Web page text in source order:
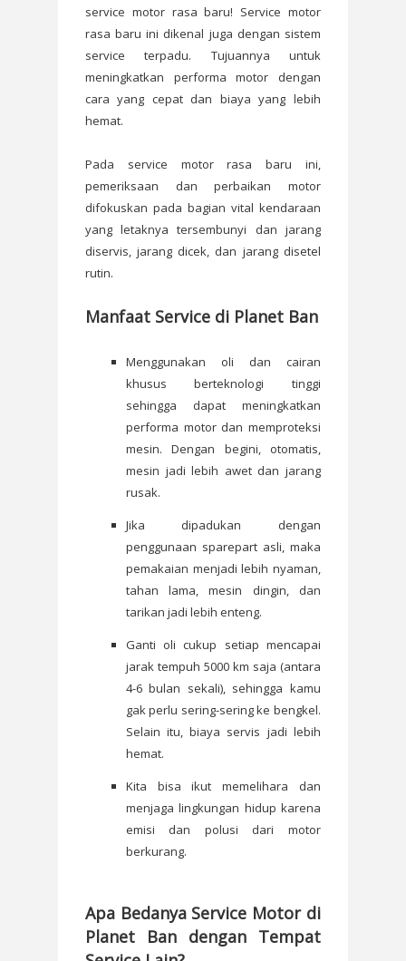
service motor rasa baru! Service motor
rasa baru ini dikenal juga dengan sistem
service terpadu. Tujuannya untuk
meningkatkan performa motor dengan
cara yang cepat dan biaya yang lebih
hemat.
Pada service motor rasa baru ini,
pemeriksaan dan perbaikan motor
difokuskan pada bagian vital kendaraan
yang letaknya tersembunyi dan jarang
diservis, jarang dicek, dan jarang disetel
rutin.
Manfaat Service di Planet Ban
Menggunakan oli dan cairan
khusus berteknologi tinggi
sehingga dapat meningkatkan
performa motor dan memproteksi
mesin. Dengan begini, otomatis,
mesin jadi lebih awet dan jarang
rusak.
Jika dipadukan dengan
penggunaan sparepart asli, maka
pemakaian menjadi lebih nyaman,
tahan lama, mesin dingin, dan
tarikan jadi lebih enteng.
Ganti oli cukup setiap mencapai
jarak tempuh 5000 km saja (antara
4-6 bulan sekali), sehingga kamu
gak perlu sering-sering ke bengkel.
Selain itu, biaya servis jadi lebih
hemat.
Kita bisa ikut memelihara dan
menjaga lingkungan hidup karena
emisi dan polusi dari motor
berkurang.
Apa Bedanya Service Motor di
Planet Ban dengan Tempat